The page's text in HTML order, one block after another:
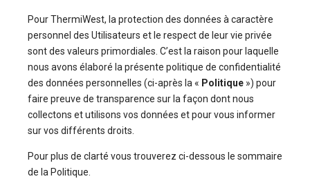
Pour ThermiWest, la protection des données à caractère
personnel des Utilisateurs et le respect de leur vie privée
sont des valeurs primordiales. C’est la raison pour laquelle
nous avons élaboré la présente politique de confidentialité
des données personnelles (ci-après la « Politique ») pour
faire preuve de transparence sur la façon dont nous
collectons et utilisons vos données et pour vous informer
sur vos différents droits.
Pour plus de clarté vous trouverez ci-dessous le sommaire
de la Politique.